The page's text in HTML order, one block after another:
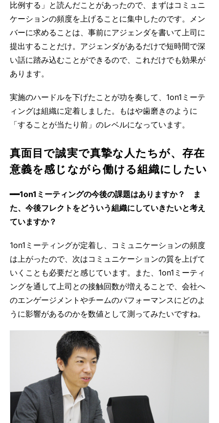
比例する」と読んだことがあったので、まずはコミュニ
ケーションの頻度を上げることに集中したのです。メン
バーに求めることは、事前にアジェンダを書いて上司に
提出することだけ。アジェンダがあるだけで短時間で深
い話に踏み込むことができるので、これだけでも効果が
あります。
実施のハードルを下げたことが功を奏して、1on1ミーテ
ィングは組織に定着しました。もはや歯磨きのように
「することが当たり前」のレベルになっています。
真面目で誠実で真摯な人たちが、存在
意義を感じながら働ける組織にしたい
━━1on1ミーティングの今後の課題はありますか？ ま
た、今後フレクトをどういう組織にしていきたいと考え
ていますか？
1on1ミーティングが定着し、コミュニケーションの頻度
は上がったので、次はコミュニケーションの質を上げて
いくことも必要だと感じています。また、1on1ミーティ
ングを通して上司との接触回数が増えることで、会社へ
のエンゲージメントやチームのパフォーマンスにどのよ
うに影響があるのかを数値として測ってみたいですね。